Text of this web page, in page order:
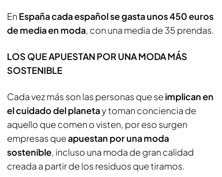
En España cada español se gasta unos 450 euros
de media en moda, con una media de 35 prendas.
LOS QUE APUESTAN POR UNA MODA MÁS
SOSTENIBLE
Cada vez más son las personas que se implican en
el cuidado del planetay toman conciencia de
aquello que comen o visten, por eso surgen
empresas queapuestan por una moda
sostenible, incluso una moda de gran calidad
creada a partir de los residuos que tiramos.